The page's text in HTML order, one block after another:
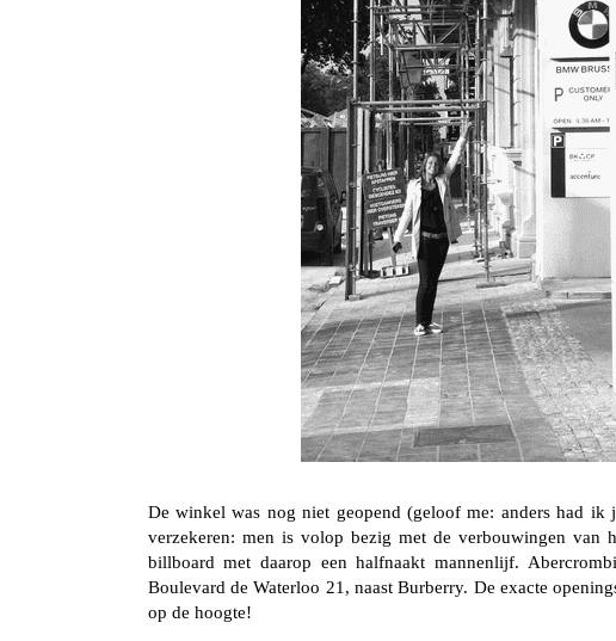
De winkel was nog niet geopend (geloof me: anders had
verzekeren: men is volop bezig met de verbouwingen
billboard met daarop een halfnaakt mannenlijf.
Boulevard de Waterloo 21, naast Burberry. De exacte
op de hoogte!